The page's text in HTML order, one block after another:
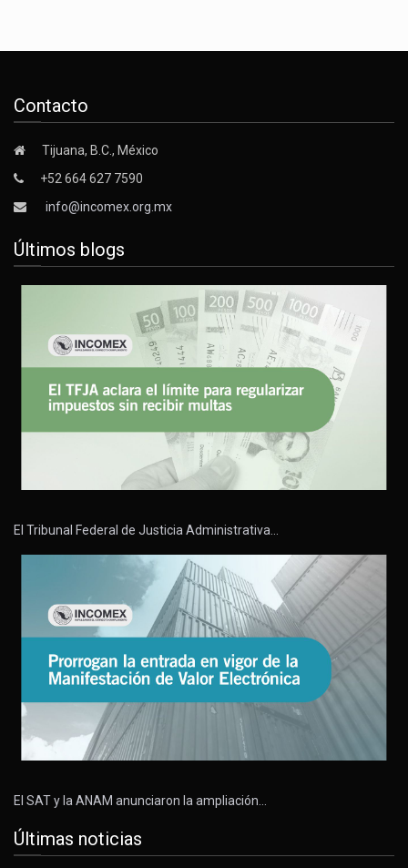
Contacto
Tijuana, B.C., México
+52 664 627 7590
info@incomex.org.mx
Últimos blogs
El Tribunal Federal de Justicia Administrativa…
El SAT y la ANAM anunciaron la ampliación…
Últimas noticias